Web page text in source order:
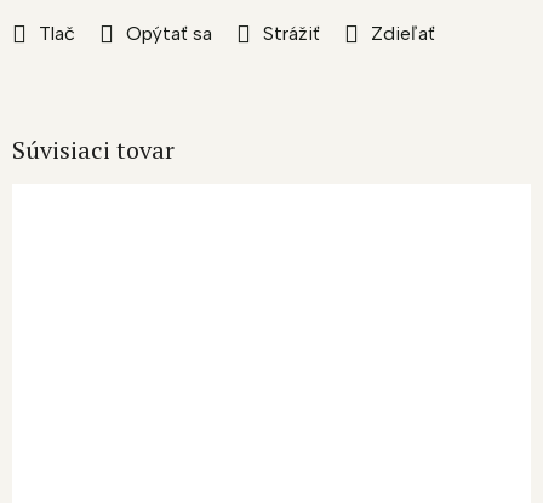
Tlač Opýtať sa Strážiť Zdieľať
Súvisiaci tovar